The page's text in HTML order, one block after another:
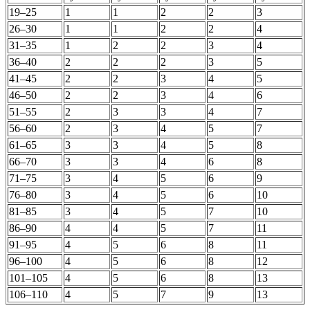
19–25
1 1 2 2
3
26–30
1 1 2 2
4
31–35
1 2 2 3
4
36–40
2 2 2 3
5
41–45
2 2 3 4
5
46–50
2 2 3 4
6
51–55
2 3 3 4
7
56–60
2 3 4 5
7
61–65
3 3 4 5
8
66–70
3 3 4 6
8
71–75
3 4 5 6
9
76–80
3 4 5 6
10
81–85
3 4 5 7
10
86–90
4 4 5 7
11
91–95
4 5 6 8
11
96–100
4 5 6 8
12
101–105
4 5 6 8
13
106–110
4 5 7 9 13